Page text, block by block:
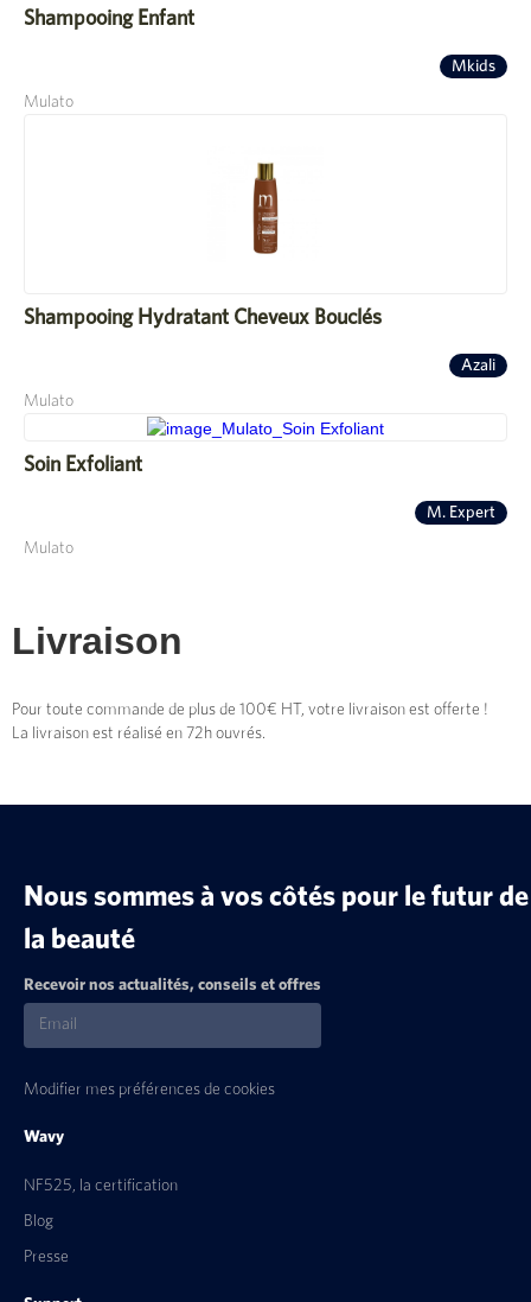
Shampooing Enfant
Mkids
Mulato
Shampooing Hydratant Cheveux Bouclés
Azali
Mulato
Soin Exfoliant
M. Expert
Mulato
Livraison
Pour toute commande de plus de 100€ HT, votre livraison est offerte !
La livraison est réalisé en 72h ouvrés.
Nous sommes à vos côtés pour le futur de
la beauté
Recevoir nos actualités, conseils et offres
Modifier mes préférences de cookies
Wavy
NF525, la certification
Blog
Presse